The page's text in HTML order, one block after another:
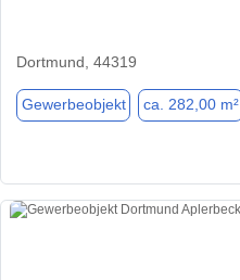
Dortmund, 44319
Gewerbeobjekt ca. 282,00 m²